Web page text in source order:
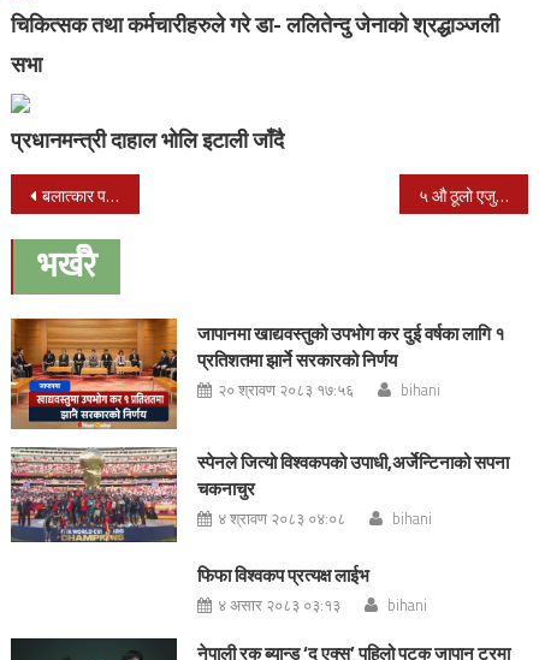
चिकित्सक तथा कर्मचारीहरुले गरे डा- ललितेन्दु जेनाको श्रद्धाञ्जली
सभा
प्रधानमन्त्री दाहाल भोलि इटाली जाँदै
Post
navigation
बलात्कार पछि बालिकाको हत्या ५ औ ठूलो एजुकेसन फेर सफलताका साथ सम्पन्न भयो : प्रदेश ५ का को.भरत बिष्ट
भर्खरै
जापानमा खाद्यवस्तुको उपभोग कर दुई वर्षका लागि १
प्रतिशतमा झार्ने सरकारको निर्णय
२० श्रावण २०८३ १७:५६ bihani
स्पेनले जित्यो विश्वकपको उपाधी,अर्जेन्टिनाको सपना
चकनाचुर
४ श्रावण २०८३ ०४:०८ bihani
फिफा विश्वकप प्रत्यक्ष लाईभ
४ असार २०८३ ०३:१३ bihani
नेपाली रक ब्यान्ड ‘द एक्स’ पहिलो पटक जापान टुरमा